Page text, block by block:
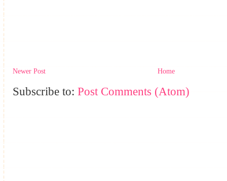
Newer Post Home
Subscribe to: Post Comments (Atom)